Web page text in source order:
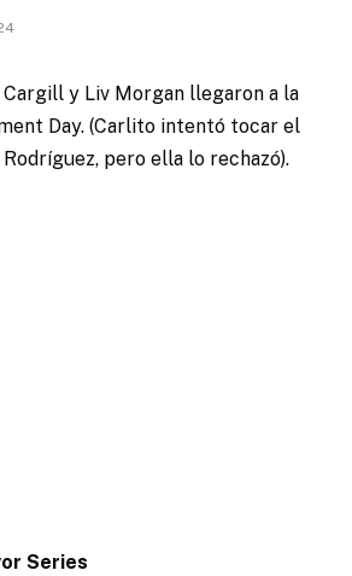
Cargill y Liv Morgan llegaron a la
Day. (Carlito intentó tocar el
pero ella lo rechazó).
Series